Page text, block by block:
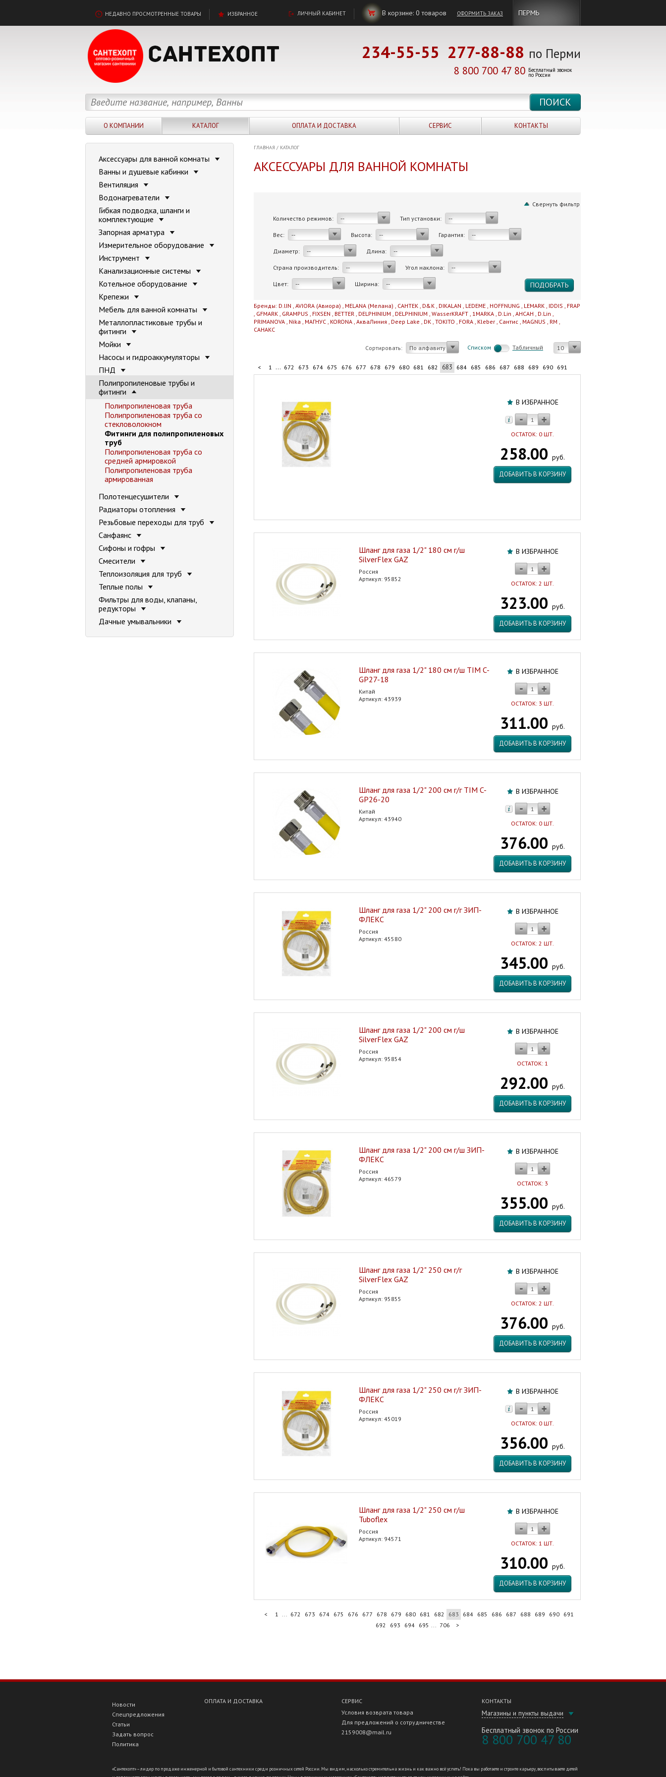
НЕДАВНО ПРОСМОТРЕННЫЕ ТОВАРЫ ИЗБРАННОЕ ЛИЧНЫЙ КАБИНЕТ В корзине: 0товаров ОФОРМИТЬ ЗАКАЗ ПЕРМЬ
234-55-55 277-88-88 по Перми
8 800 700 47 80 Бесплатный звонок
по России
О КОМПАНИИ КАТАЛОГ ОПЛАТА И ДОСТАВКА СЕРВИС КОНТАКТЫ
ГЛАВНАЯ / КАТАЛОГ
АКСЕССУАРЫ ДЛЯ ВАННОЙ КОМНАТЫ
Свернуть фильтр
Количество режимов:
-- Тип установки: --
Вес: -- Высота: -- Гарантия: --
Диаметр: -- Длина: --
Страна производитель: -- Угол наклона: --
Цвет: -- Ширина: --
Бренды: D.lIN , AVIORA (Авиора) , MELANA (Мелана) , САНТЕК , D&K , DIKALAN , LEDEME , HOFFNUNG , LEMARK , IDDIS , FRAP
, GFMARK , GRAMPUS , FIXSEN , BETTER , DELPHINIUM , DELPHINIUM , WasserKRAFT , 1MARKA , D.Lin , AHCAH , D.Lin ,
PRIMANOVA , Nika , МАГНУС , KORONA , АкваЛиния , Deep Lake , DK , TOKITO , FORA , Kleber , Сантис , MAGNUS , RM ,
САНАКС
Сортировать: По алфавиту Cписком Табличный 10
< 1 ... 672 673 674 675 676 677 678 679 680 681 682 683 684 685 686 687 688 689 690 691
В ИЗБРАННОЕ
ОСТАТОК: 0 ШТ.
258.00 руб.
ДОБАВИТЬ В КОРЗИНУ
В ИЗБРАННОЕ
ОСТАТОК: 2 ШТ.
323.00 руб.
ДОБАВИТЬ В КОРЗИНУ
Шланг для газа 1/2" 180 см г/ш
SilverFlex GAZ
Россия
Артикул: 95852
В ИЗБРАННОЕ
ОСТАТОК: 3 ШТ.
311.00 руб.
ДОБАВИТЬ В КОРЗИНУ
Шланг для газа 1/2" 180 см г/ш TIM C-
GP27-18
Китай
Артикул: 43939
В ИЗБРАННОЕ
ОСТАТОК: 0 ШТ.
376.00 руб.
ДОБАВИТЬ В КОРЗИНУ
Шланг для газа 1/2" 200 см г/г TIM C-
GP26-20
Китай
Артикул: 43940
В ИЗБРАННОЕ
ОСТАТОК: 2 ШТ.
345.00 руб.
ДОБАВИТЬ В КОРЗИНУ
Шланг для газа 1/2" 200 см г/г ЗИП-
ФЛЕКС
Россия
Артикул: 45580
В ИЗБРАННОЕ
ОСТАТОК: 1
292.00 руб.
ДОБАВИТЬ В КОРЗИНУ
Шланг для газа 1/2" 200 см г/ш
SilverFlex GAZ
Россия
Артикул: 95854
В ИЗБРАННОЕ
ОСТАТОК: 3
355.00 руб.
ДОБАВИТЬ В КОРЗИНУ
Шланг для газа 1/2" 200 см г/ш ЗИП-
ФЛЕКС
Россия
Артикул: 46579
В ИЗБРАННОЕ
ОСТАТОК: 2 ШТ.
376.00 руб.
ДОБАВИТЬ В КОРЗИНУ
Шланг для газа 1/2" 250 см г/г
SilverFlex GAZ
Россия
Артикул: 95855
В ИЗБРАННОЕ
ОСТАТОК: 0 ШТ.
356.00 руб.
ДОБАВИТЬ В КОРЗИНУ
Шланг для газа 1/2" 250 см г/г ЗИП-
ФЛЕКС
Россия
Артикул: 45019
В ИЗБРАННОЕ
ОСТАТОК: 1 ШТ.
310.00 руб.
ДОБАВИТЬ В КОРЗИНУ
Шланг для газа 1/2" 250 см г/ш
Tuboflex
Россия
Артикул: 94571
< 1 ... 672 673 674 675 676 677 678 679 680 681 682 683 684 685 686 687 688 689 690 691
692
693 694 695 ... 706 >
Аксессуары для ванной комнаты
Ванны и душевые кабинки
Вентиляция
Водонагреватели
Гибкая подводка, шланги и
комплектующие
Запорная арматура
Измерительное оборудование
Инструмент
Канализационные системы
Котельное оборудование
Крепежи
Мебель для ванной комнаты
Металлопластиковые трубы и
фитинги
Мойки
Насосы и гидроаккумуляторы
ПНД
Полипропиленовые трубы и
фитинги
Полипропиленовая труба
Полипропиленовая труба со
стекловолокном
Фитинги для полипропиленовых
труб
Полипропиленовая труба со
средней армировкой
Полипропиленовая труба
армированная
Полотенцесушители
Радиаторы отопления
Резьбовые переходы для труб
Санфаянс
Сифоны и гофры
Смесители
Теплоизоляция для труб
Теплые полы
Фильтры для воды, клапаны,
редукторы
Дачные умывальники
КОНТАКТЫ
Магазины и пункты выдачи
Бесплатный звонок по России
8 800 700 47 80
Новости
Спецпредложения
Статьи
Задать вопрос
Политика
ОПЛАТА И ДОСТАВКА
СЕРВИС
Условия возврата товара
Для предложений о сотрудничестве
2159008@mail.ru
«Сантехопт» – лидер по продаже инженерной и бытовой сантехники среди розничных сетей России. Мы видим, насколько стремительна жизнь и как важно всё успеть! Пока вы работаете и строите карьеру, воспитываете детей